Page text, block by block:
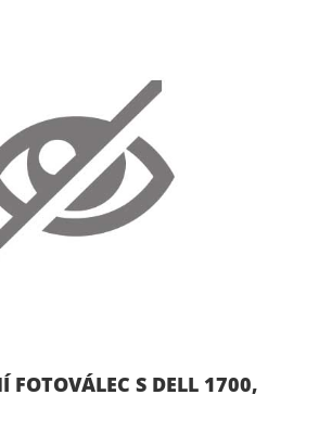
FOTOVÁLEC S DELL 1700,